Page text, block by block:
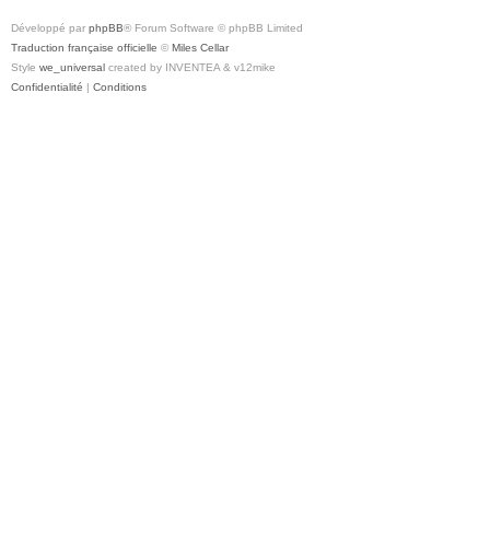
Développé par phpBB® Forum Software © phpBB Limited
Traduction française officielle © Miles Cellar
Style we_universal created by INVENTEA & v12mike
Confidentialité | Conditions